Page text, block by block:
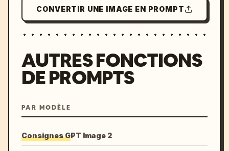
CONVERTIR UNE IMAGE EN PROMPT
AUTRES FONCTIONS
DE PROMPTS
PAR MODÈLE
Consignes GPT Image 2